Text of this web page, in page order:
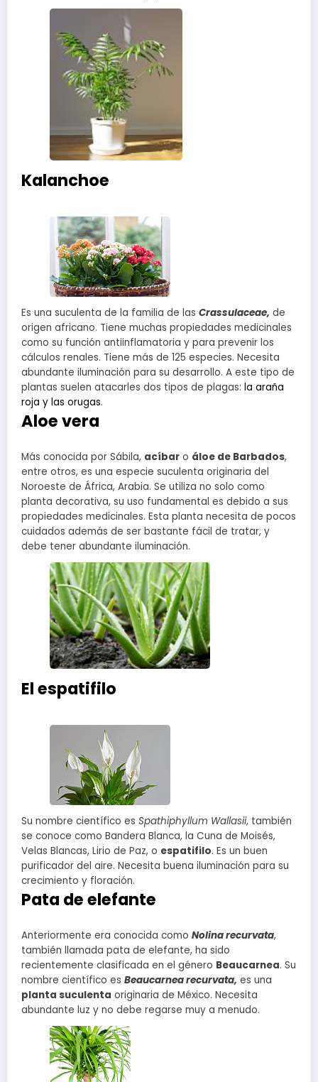
Kalanchoe
Es una suculenta de la familia de las Crassulaceae, de
origen africano. Tiene muchas propiedades medicinales
como su función antiinflamatoria y para prevenir los
cálculos renales. Tiene más de 125 especies. Necesita
abundante iluminación para su desarrollo. A este tipo de
plantas suelen atacarles dos tipos de plagas: la araña
roja y las orugas.
Aloe vera
Más conocida por Sábila, acíbar o áloe de Barbados,
entre otros, es una especie suculenta originaria del
Noroeste de África, Arabia. Se utiliza no solo como
planta decorativa, su uso fundamental es debido a sus
propiedades medicinales. Esta planta necesita de pocos
cuidados además de ser bastante fácil de tratar, y
debe tener abundante iluminación.
El espatifilo
Su nombre científico es Spathiphyllum Wallasii, también
se conoce como Bandera Blanca, la Cuna de Moisés,
Velas Blancas, Lirio de Paz, o espatifilo. Es un buen
purificador del aire. Necesita buena iluminación para su
crecimiento y floración.
Pata de elefante
Anteriormente era conocida como Nolina recurvata,
también llamada pata de elefante, ha sido
recientemente clasificada en el género Beaucarnea. Su
nombre científico es Beaucarnea recurvata, es una
planta suculenta originaria de México. Necesita
abundante luz y no debe regarse muy a menudo.